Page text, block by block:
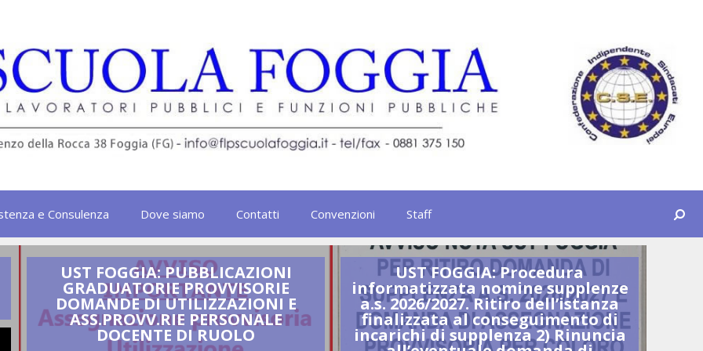
e Consulenza Dove siamo Contatti Convenzioni Staff Cerca
UST FOGGIA: PUBBLICAZIONI
GRADUATORIE PROVVISORIE
DOMANDE DI UTILIZZAZIONI E
ASS.PROVV.RIE PERSONALE
DOCENTE DI RUOLO
UST FOGGIA: Procedura
informatizzata nomine supplenze
a.s. 2026/2027. Ritiro dell’istanza
finalizzata al conseguimento di
incarichi di supplenza 2) Rinuncia